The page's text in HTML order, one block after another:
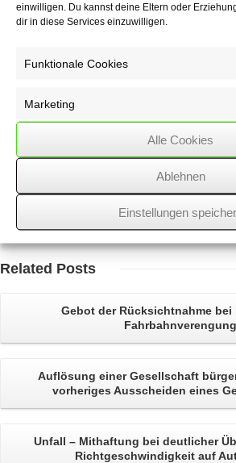
einwilligen. Du kannst deine Eltern oder
dir in diese Services einzuwilligen.
Funktionale Cookies
Marketing
Alle Cookies
Ablehnen
Einstellungen
unter Berücksichtigung des Zwecks des
Darlehen des
06/06/2017
Related Posts
Gebot der Rücksichtnahmebei
Fahrbahnverengung
Auflösung einer Gesellschaft
vorheriges Ausscheiden eines
Unfall – Mithaftung bei deutlicher
Richtgeschwindigkeit auf